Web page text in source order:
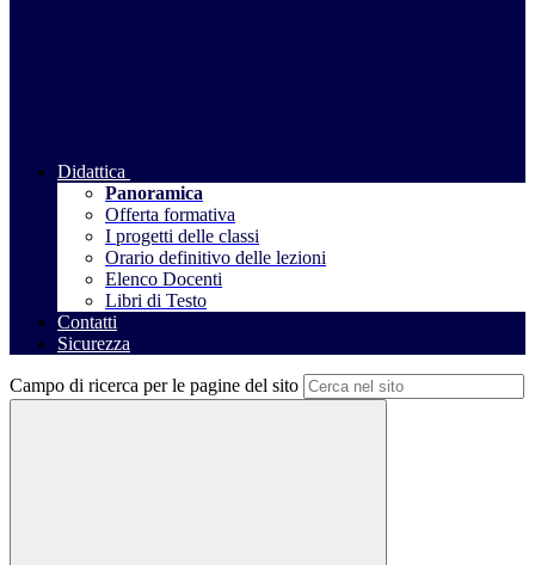
Didattica
Panoramica
Offerta formativa
I progetti delle classi
Orario definitivo delle lezioni
Elenco Docenti
Libri di Testo
Contatti
Sicurezza
Campo di ricerca per le pagine del sito